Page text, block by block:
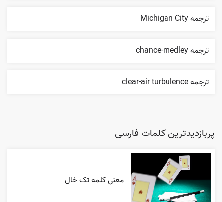
ترجمه Michigan City
ترجمه chance-medley
ترجمه clear-air turbulence
پربازدیدترین کلمات فارسی
معنی کلمه تک خال